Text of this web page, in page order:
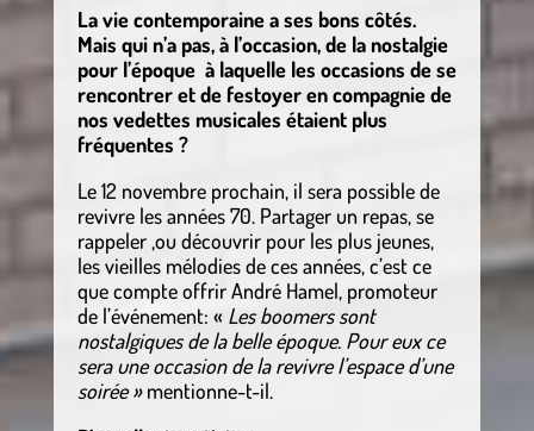
La vie contemporaine a ses bons côtés.
Mais qui n’a pas, à l’occasion, de la nostalgie
pour l’époque à laquelle les occasions de se
rencontrer et de festoyer en compagnie de
nos vedettes musicales étaient plus
fréquentes ?
Le 12 novembre prochain, il sera possible de
revivre les années 70. Partager un repas, se
rappeler ,ou découvrir pour les plus jeunes,
les vieilles mélodies de ces années, c’est ce
que compte offrir André Hamel, promoteur
de l’événement: « Les boomers sont
nostalgiques de la belle époque. Pour eux ce
sera une occasion de la revivre l’espace d’une
soirée »mentionne-t-il.